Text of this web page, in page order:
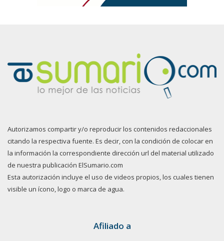
Autorizamos compartir y/o reproducir los contenidos redaccionales
citando la respectiva fuente. Es decir, con la condición de colocar en
la información la correspondiente dirección url del material utilizado
de nuestra publicación ElSumario.com
Esta autorización incluye el uso de videos propios, los cuales tienen
visible un ícono, logo o marca de agua.
Afiliado a